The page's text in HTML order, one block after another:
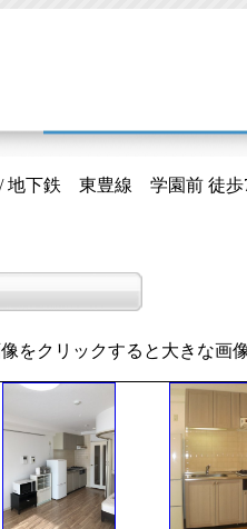
/ 地下鉄 東豊線 学園前 徒歩
をクリックすると大きな画